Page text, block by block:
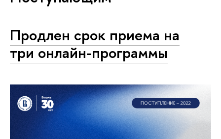
Продлен срок приема на
три онлайн-программы